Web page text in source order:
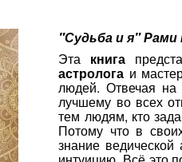
"Судьба и я" Рами
Эта книга
астролога и
людей. Отвечая на
лучшему во всех
тем людям, кто
Потому что в
знание